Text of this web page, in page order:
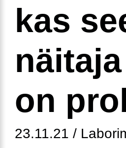
kas
on
23.11.21 /